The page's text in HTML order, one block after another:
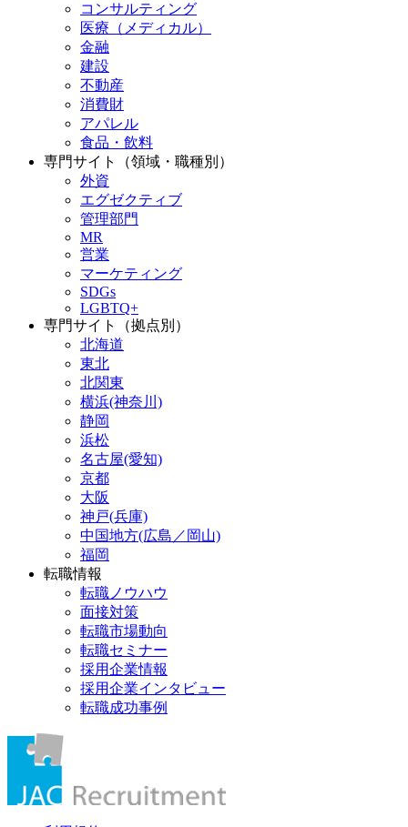
コンサルティング
医療（メディカル）
金融
建設
不動産
消費財
アパレル
食品・飲料
専門サイト（領域・職種別）
外資
エグゼクティブ
管理部門
MR
営業
マーケティング
SDGs
LGBTQ+
専門サイト（拠点別）
北海道
東北
北関東
横浜(神奈川)
静岡
浜松
名古屋(愛知)
京都
大阪
神戸(兵庫)
中国地方(広島／岡山)
福岡
転職情報
転職ノウハウ
面接対策
転職市場動向
転職セミナー
採用企業情報
採用企業インタビュー
転職成功事例